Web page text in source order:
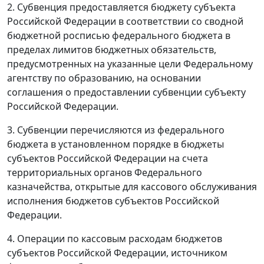
2. Субвенция предоставляется бюджету субъекта
Российской Федерации в соответствии со сводной
бюджетной росписью федерального бюджета в
пределах лимитов бюджетных обязательств,
предусмотренных на указанные цели Федеральному
агентству по образованию, на основании
соглашения о предоставлении субвенции субъекту
Российской Федерации.
3. Субвенции перечисляются из федерального
бюджета в установленном порядке в бюджеты
субъектов Российской Федерации на счета
территориальных органов Федерального
казначейства, открытые для кассового обслуживания
исполнения бюджетов субъектов Российской
Федерации.
4. Операции по кассовым расходам бюджетов
субъектов Российской Федерации, источником